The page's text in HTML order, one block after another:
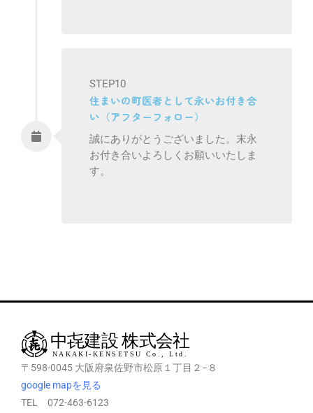
STEP10
住まいの町医者として永いお付き合
い（アフターフォロー）
誠にありがとうございました。末永
お付き合いよろしくお願いいたしま
す。
〒598-0045 大阪府泉佐野市松原１丁目２−８
google mapを見る
TEL 072-463-6123